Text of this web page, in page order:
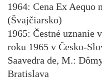
1964: Cena Ex Aequo
(Švajčiarsko)
1965: Čestné uznanie
roku 1965 v Česko-
Saavedra de, M.:
Bratislava